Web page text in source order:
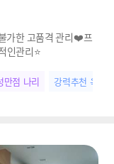
가한 고품격 관리❤️프
인관리⭐
만점 나리 강력추천 옥순